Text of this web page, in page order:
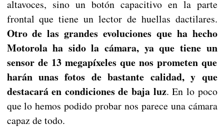
altavoces, sino un botón capacitivo en la parte
frontal que tiene un lector de huellas dactilares.
Otro de las grandes evoluciones que ha hecho
Motorola ha sido la cámara, ya que tiene un
sensor de 13 megapíxeles que nos prometen que
harán unas fotos de bastante calidad, y que
destacará en condiciones de baja luz. En lo poco
que lo hemos podido probar nos parece una cámara
capaz de todo.